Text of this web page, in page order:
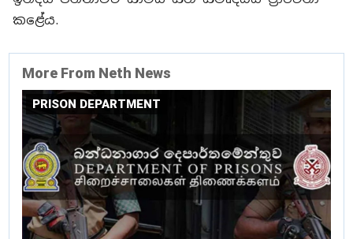
කළේය.
More From Neth News
PRISON DEPARTMENT